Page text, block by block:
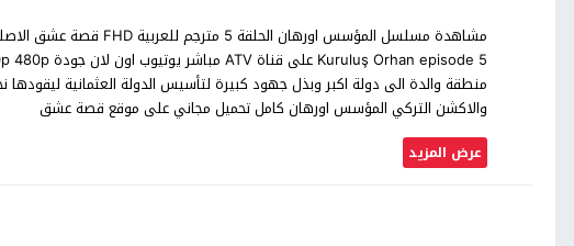
منطقة والدة الى دولة اكبر وبذل جهود كبيرة لتأسيس الدولة العثمانية
والاكشن التركي المؤسس اورهان كامل تحميل مجاني على موقع قصة عشق
عرض المزيد